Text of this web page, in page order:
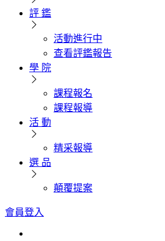
評 鑑
活動進行中
查看評鑑報告
學 院
課程報名
課程報導
活 動
精采報導
選 品
顛覆提案
會員登入